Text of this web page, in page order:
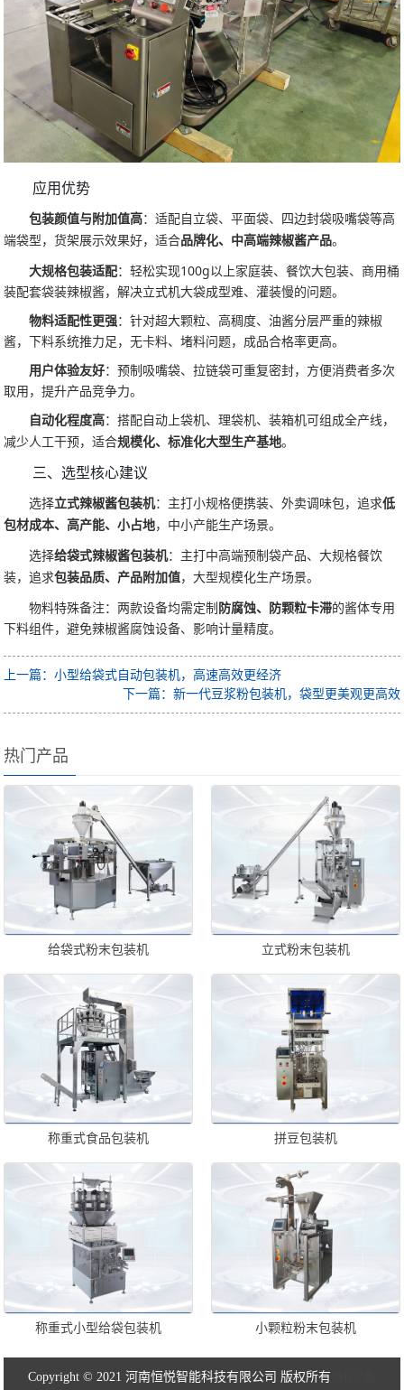
应用优势
包装颜值与附加值高：适配自立袋、平面袋、四边封袋吸嘴袋等高
端袋型，货架展示效果好，适合品牌化、中高端辣椒酱产品。
大规格包装适配：轻松实现100g以上家庭装、餐饮大包装、商用桶
装配套袋装辣椒酱，解决立式机大袋成型难、灌装慢的问题。
物料适配性更强：针对超大颗粒、高稠度、油酱分层严重的辣椒
酱，下料系统推力足，无卡料、堵料问题，成品合格率更高。
用户体验友好：预制吸嘴袋、拉链袋可重复密封，方便消费者多次
取用，提升产品竞争力。
自动化程度高：搭配自动上袋机、理袋机、装箱机可组成全产线，
减少人工干预，适合规模化、标准化大型生产基地。
三、选型核心建议
选择立式辣椒酱包装机：主打小规格便携装、外卖调味包，追求低
包材成本、高产能、小占地，中小产能生产场景。
选择给袋式辣椒酱包装机：主打中高端预制袋产品、大规格餐饮
装，追求包装品质、产品附加值，大型规模化生产场景。
物料特殊备注：两款设备均需定制防腐蚀、防颗粒卡滞的酱体专用
下料组件，避免辣椒酱腐蚀设备、影响计量精度。
上一篇：小型给袋式自动包装机，高速高效更经济
下一篇：新一代豆浆粉包装机，袋型更美观更高效
热门产品
给袋式粉末包装机 立式粉末包装机
称重式食品包装机 拼豆包装机
称重式小型给袋包装机 小颗粒粉末包装机
Copyright © 2021 河南恒悦智能科技有限公司 版权所有